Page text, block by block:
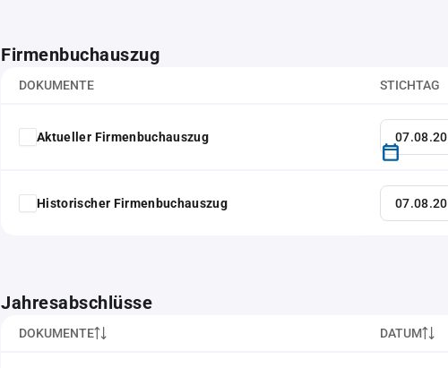
Firmenbuchauszug
DOKUMENTE STICHTAG
Aktueller Firmenbuchauszug
Historischer Firmenbuchauszug
Jahresabschlüsse
DOKUMENTE DATUM